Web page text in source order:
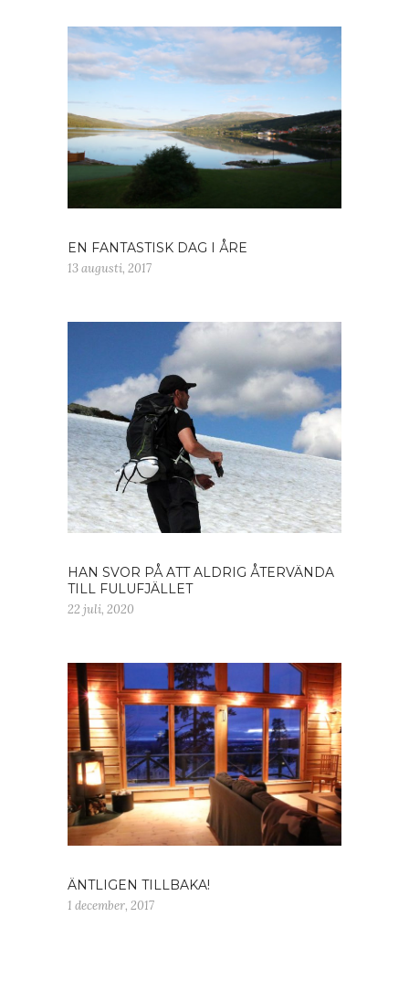
EN FANTASTISK DAG I ÅRE
13 augusti, 2017
HAN SVOR PÅ ATT ALDRIG ÅTERVÄNDA
TILL FULUFJÄLLET
22 juli, 2020
ÄNTLIGEN TILLBAKA!
1 december, 2017